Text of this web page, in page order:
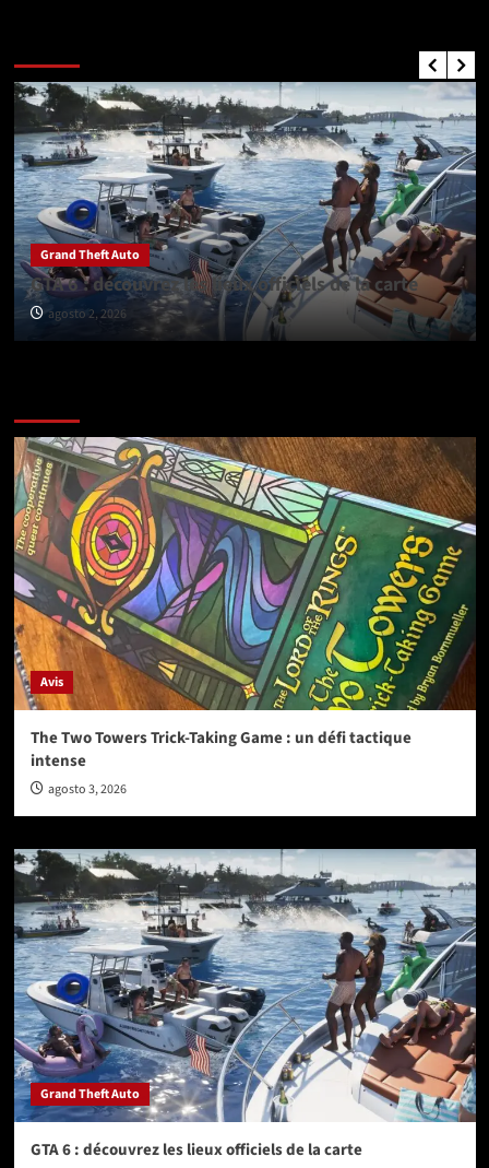
Grand Theft Auto
GTA 6 : découvrez les lieux officiels de la carte
agosto 2, 2026
Avis
The Two Towers Trick-Taking Game : un défi tactique
intense
agosto 3, 2026
Grand Theft Auto
GTA 6 : découvrez les lieux officiels de la carte